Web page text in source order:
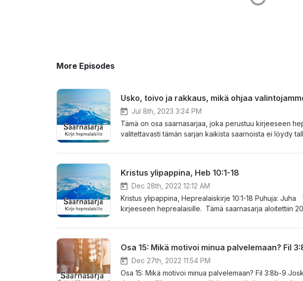
More Episodes
Usko, toivo ja rakkaus, mikä ohjaa
Jul 8th, 2023 3:24 PM
Tämä on osa saarnasarjaa, joka perustuu kirjeeseen
valitettavasti tämän sarjan kaikista saarnoista ei löydy
Kristus ylipappina, Heb 10:1-18
Dec 28th, 2022 12:12 AM
Kristus ylipappina, Heprealaiskirje 10:1-18 Puhuja:
kirjeeseen heprealaisille. Tämä saarnasarja aloitettiin
Osa 15: Mikä motivoi minua palvelemaan? Fil
Dec 27th, 2022 11:54 PM
Osa 15: Mikä motivoi minua palvelemaan? Fil 3:8b-9